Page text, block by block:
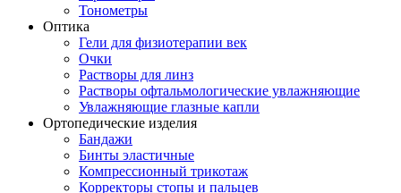
Тонометры
Оптика
Гели для физиотерапии век
Очки
Растворы для линз
Растворы офтальмологические увлажняющие
Увлажняющие глазные капли
Ортопедические изделия
Бандажи
Бинты эластичные
Компрессионный трикотаж
Корректоры стопы и пальцев